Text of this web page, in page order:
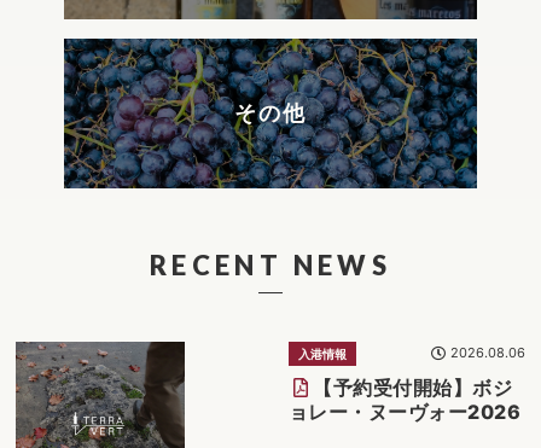
その他
RECENT NEWS
【予約受付開始】ボジ
ョレー・ヌーヴォー2026
入港情報 2026.08.06